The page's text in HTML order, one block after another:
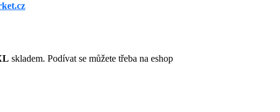
skladem. Podívat se můžete třeba na eshop